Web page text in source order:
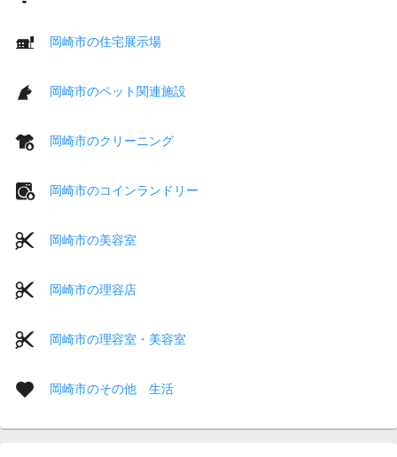
岡崎市の住宅展示場
岡崎市のペット関連施設
岡崎市のクリーニング
岡崎市のコインランドリー
岡崎市の美容室
岡崎市の理容店
岡崎市の理容室・美容室
岡崎市のその他 生活